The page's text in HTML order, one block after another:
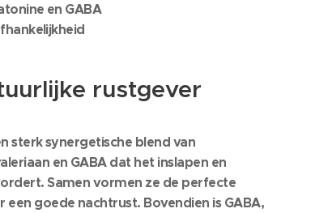
en GABA
rustgever
sterk synergetische blend van
en GABA dat het inslapen en
Samen vormen ze de perfecte
goede nachtrust. Bovendien is GABA,